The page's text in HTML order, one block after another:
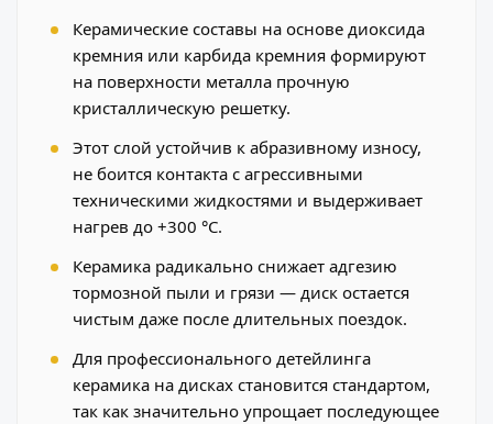
Керамические составы на основе диоксида
кремния или карбида кремния формируют
на поверхности металла прочную
кристаллическую решетку.
Этот слой устойчив к абразивному износу,
не боится контакта с агрессивными
техническими жидкостями и выдерживает
нагрев до +300 °C.
Керамика радикально снижает адгезию
тормозной пыли и грязи — диск остается
чистым даже после длительных поездок.
Для профессионального детейлинга
керамика на дисках становится стандартом,
так как значительно упрощает последующее